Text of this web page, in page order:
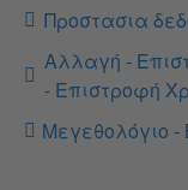
Προστασια
Αλλαγή -
- Επιστροφή
Μεγεθολόγιο -